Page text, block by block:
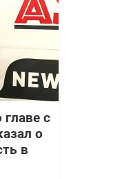
с
о
в